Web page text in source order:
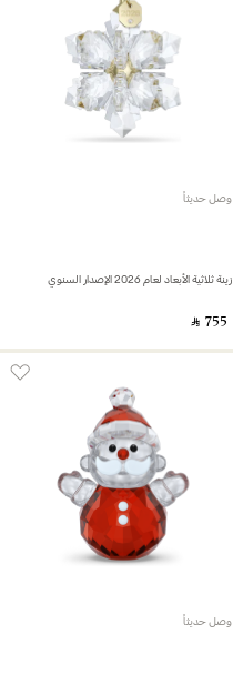
وصل حديثاً
زينة ثلاثية الأبعاد لعام 2026 الإصدار السنوي
‎ ⃁ ⁦755⁩ ‎
وصل حديثاً